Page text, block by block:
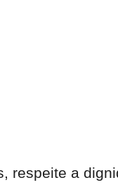
respeite a